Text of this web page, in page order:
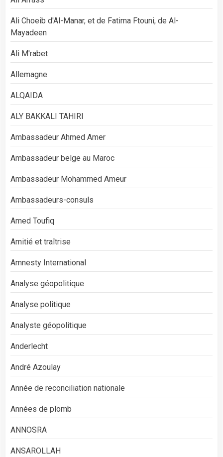
Ali Choeib d'Al-Manar, et de Fatima Ftouni, de Al-
Mayadeen
Ali M'rabet
Allemagne
ALQAIDA
ALY BAKKALI TAHIRI
Ambassadeur Ahmed Amer
Ambassadeur belge au Maroc
Ambassadeur Mohammed Ameur
Ambassadeurs-consuls
Amed Toufiq
Amitié et traîtrise
Amnesty International
Analyse géopolitique
Analyse politique
Analyste géopolitique
Anderlecht
André Azoulay
Année de reconciliation nationale
Années de plomb
ANNOSRA
ANSAROLLAH